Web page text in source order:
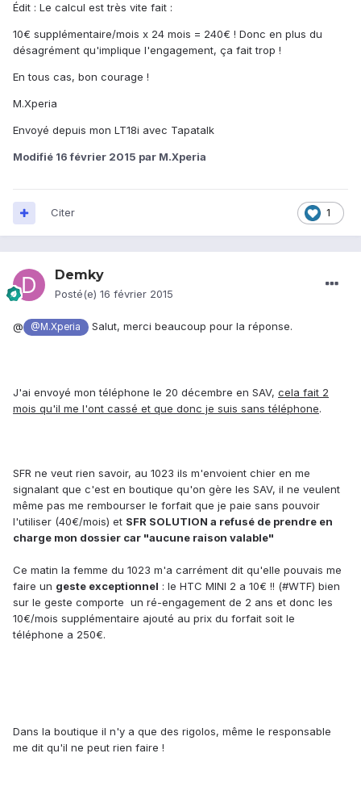
Édit : Le calcul est très vite fait :
10€ supplémentaire/mois x 24 mois = 240€ ! Donc en plus du
désagrément qu'implique l'engagement, ça fait trop !
En tous cas, bon courage !
M.Xperia
Envoyé depuis mon LT18i avec Tapatalk
Modifié 16 février 2015 par M.Xperia
1
Citer
Demky
Posté(e) 16 février 2015
@ @M.Xperia Salut, merci beaucoup pour la réponse.
J'ai envoyé mon téléphone le 20 décembre en SAV, cela fait 2
mois qu'il me l'ont cassé et que donc je suis sans téléphone.
SFR ne veut rien savoir, au 1023 ils m'envoient chier en me
signalant que c'est en boutique qu'on gère les SAV, il ne veulent
même pas me rembourser le forfait que je paie sans pouvoir
l'utiliser (40€/mois) et SFR SOLUTION a refusé de prendre en
charge mon dossier car "aucune raison valable"
Ce matin la femme du 1023 m'a carrément dit qu'elle pouvais me
faire un geste exceptionnel : le HTC MINI 2 a 10€ !! (#WTF) bien
sur le geste comporte un ré-engagement de 2 ans et donc les
10€/mois supplémentaire ajouté au prix du forfait soit le
téléphone a 250€.
Dans la boutique il n'y a que des rigolos, même le responsable
me dit qu'il ne peut rien faire !